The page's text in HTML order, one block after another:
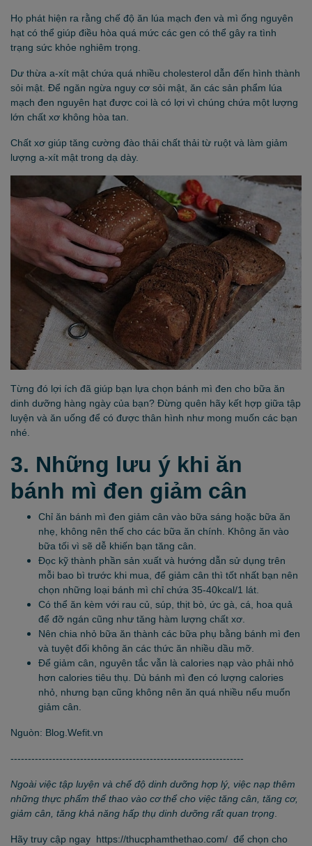
Họ phát hiện ra rằng chế độ ăn lúa mạch đen và mì ống nguyên
hạt có thể giúp điều hòa quá mức các gen có thể gây ra tình
trạng sức khỏe nghiêm trọng.
Dư thừa a-xít mật chứa quá nhiều cholesterol dẫn đến hình thành
sỏi mật. Để ngăn ngừa nguy cơ sỏi mật, ăn các sản phẩm lúa
mạch đen nguyên hạt được coi là có lợi vì chúng chứa một lượng
lớn chất xơ không hòa tan.
Chất xơ giúp tăng cường đào thải chất thải từ ruột và làm giảm
lượng a-xít mật trong dạ dày.
Từng đó lợi ích đã giúp bạn lựa chọn bánh mì đen cho bữa ăn
dinh dưỡng hàng ngày của bạn? Đừng quên hãy kết hợp giữa tập
luyện và ăn uống để có được thân hình như mong muốn các bạn
nhé.
3. Những lưu ý khi ăn
bánh mì đen giảm cân
Chỉ ăn bánh mì đen giảm cân vào bữa sáng hoặc bữa ăn
nhẹ, không nên thế cho các bữa ăn chính. Không ăn vào
bữa tối vì sẽ dễ khiến bạn tăng cân.
Đọc kỹ thành phần sản xuất và hướng dẫn sử dụng trên
mỗi bao bì trước khi mua, để giảm cân thì tốt nhất bạn nên
chọn những loại bánh mì chỉ chứa 35-40kcal/1 lát.
Có thể ăn kèm với rau củ, súp, thịt bò, ức gà, cá, hoa quả
để đỡ ngán cũng như tăng hàm lượng chất xơ.
Nên chia nhỏ bữa ăn thành các bữa phụ bằng bánh mì đen
và tuyệt đối không ăn các thức ăn nhiều dầu mỡ.
Để giảm cân, nguyên tắc vẫn là calories nạp vào phải nhỏ
hơn calories tiêu thụ. Dù bánh mì đen có lượng calories
nhỏ, nhưng bạn cũng không nên ăn quá nhiều nếu muốn
giảm cân.
Nguòn: Blog.Wefit.vn
-------------------------------------------------------------------
Ngoài việc tập luyện và chế độ dinh dưỡng hợp lý, việc nạp thêm
những thực phẩm thể thao vào cơ thể cho việc tăng cân, tăng cơ,
giảm cân, tăng khả năng hấp thụ dinh dưỡng rất quan trọng.
Hãy truy cập ngay https://thucphamthethao.com/ để chọn cho